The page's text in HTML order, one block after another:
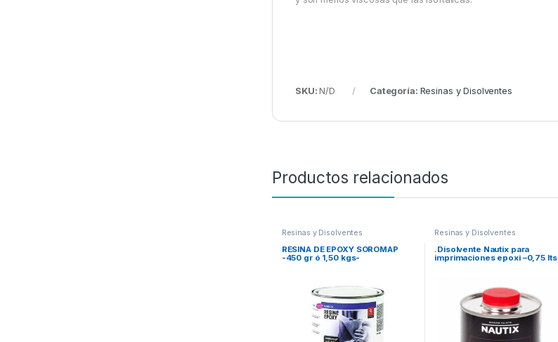
SKU:N/D Categoría: Resinas y Disolventes
Productos relacionados
Resinas y Disolventes
RESINA DE EPOXY SOROMAP
-450 gr ó 1,50 kgs-
Resinas y Disolventes
.Disolvente Nautix para
imprimaciones epoxi –0,75 lts